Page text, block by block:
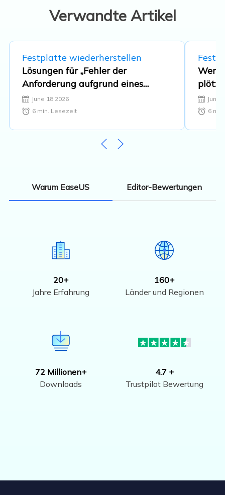
Verwandte Artikel
Festplatte wiederherstellen
Lösungen für „Fehler der
Anforderung aufgrund eines
schwerwiegenden
Hardwarefehlers“
June 18,2026
6min. Lesezeit
kann
June
6
Warum EaseUS Editor-Bewertungen
20+
Jahre Erfahrung
160+
Länder und Regionen
72 Millionen+
Downloads
4.7 +
Trustpilot Bewertung